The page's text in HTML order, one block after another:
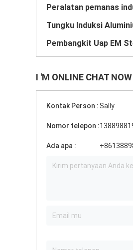
Tungku Induksi
Pembangkit Uap EM
I 'M ONLINE CHAT NOW
Kontak Person :Sally
Nomor telepon :
Ada apa :